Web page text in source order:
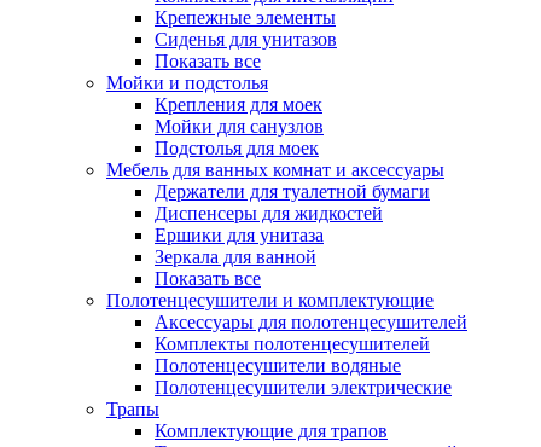
Крепежные элементы
Сиденья для унитазов
Показать все
Мойки и подстолья
Крепления для моек
Мойки для санузлов
Подстолья для моек
Мебель для ванных комнат и аксессуары
Держатели для туалетной бумаги
Диспенсеры для жидкостей
Ершики для унитаза
Зеркала для ванной
Показать все
Полотенцесушители и комплектующие
Аксессуары для полотенцесушителей
Комплекты полотенцесушителей
Полотенцесушители водяные
Полотенцесушители электрические
Трапы
Комплектующие для трапов